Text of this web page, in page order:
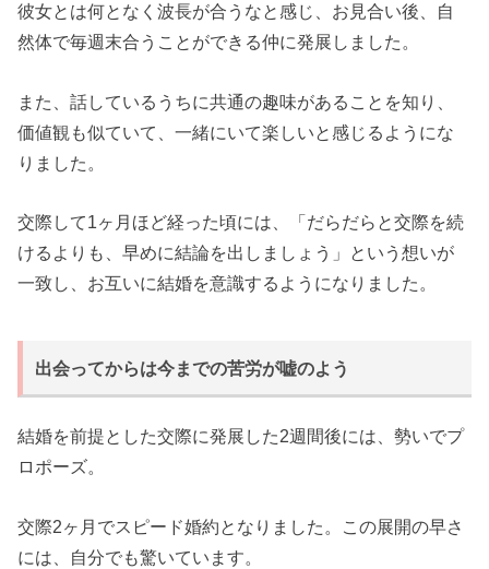
彼女とは何となく波長が合うなと感じ、お見合い後、自
然体で毎週末合うことができる仲に発展しました。
また、話しているうちに共通の趣味があることを知り、
価値観も似ていて、一緒にいて楽しいと感じるようにな
りました。
交際して1ヶ月ほど経った頃には、「だらだらと交際を続
けるよりも、早めに結論を出しましょう」という想いが
一致し、お互いに結婚を意識するようになりました。
出会ってからは今までの苦労が嘘のよう
結婚を前提とした交際に発展した2週間後には、勢いでプ
ロポーズ。
交際2ヶ月でスピード婚約となりました。この展開の早さ
には、自分でも驚いています。